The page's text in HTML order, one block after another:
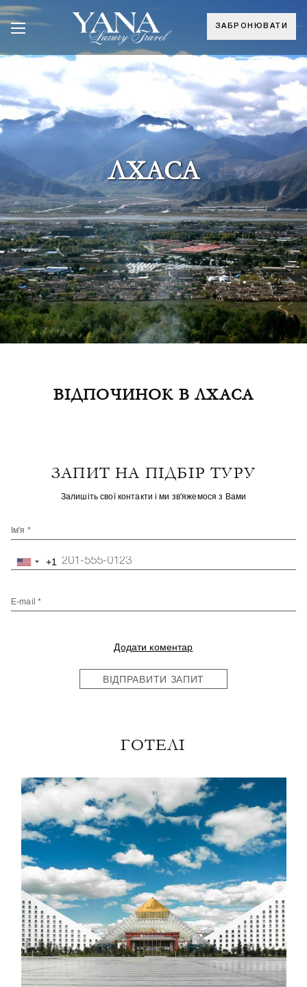
ЗАБРОНЮВАТИ
ЛХАСА
ВІДПОЧИНОК В ЛХАСА
ЗАПИТ НА ПІДБІР ТУРУ
Залишіть свої контакти і ми зв'яжемося з Вами
Ім'я *
United+1
E-mail *
Додати коментар
ВІДПРАВИТИ ЗАПИТ
ГОТЕЛІ